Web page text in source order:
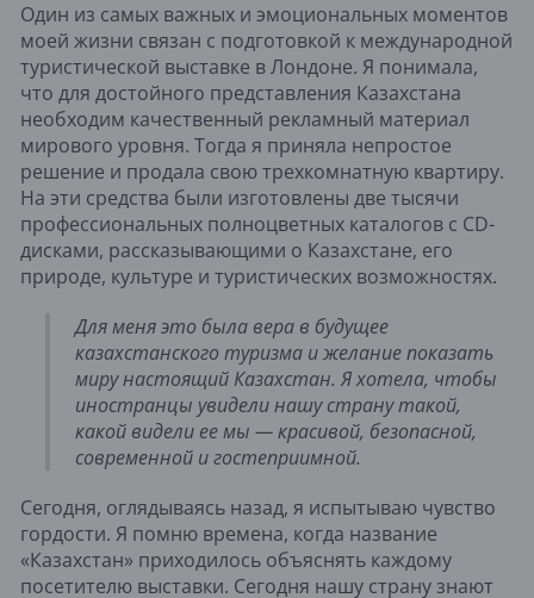
Один из самых важных и эмоциональных моментов
моей жизни связан с подготовкой к международной
туристической выставке в Лондоне. Я понимала,
что для достойного представления Казахстана
необходим качественный рекламный материал
мирового уровня. Тогда я приняла непростое
решение и продала свою трехкомнатную квартиру.
На эти средства были изготовлены две тысячи
профессиональных полноцветных каталогов с CD-
дисками, рассказывающими о Казахстане, его
природе, культуре и туристических возможностях.
Для меня это была вера в будущее
казахстанского туризма и желание показать
миру настоящий Казахстан. Я хотела, чтобы
иностранцы увидели нашу страну такой,
какой видели ее мы — красивой, безопасной,
современной и гостеприимной.
Сегодня, оглядываясь назад, я испытываю чувство
гордости. Я помню времена, когда название
«Казахстан» приходилось объяснять каждому
посетителю выставки. Сегодня нашу страну знают